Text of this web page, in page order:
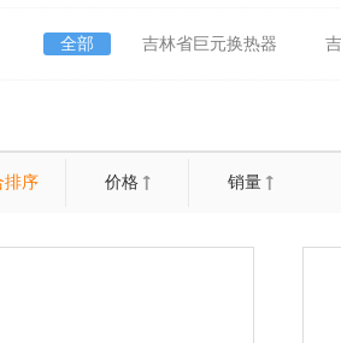
全部 吉林省巨元换热器
排序 价格 销量